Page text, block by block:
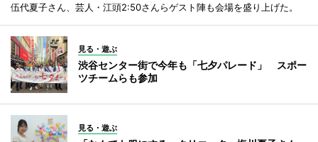
伍代夏子さん、芸人・江頭2:50さんらゲスト陣も会場を盛り上げた。
見る・遊ぶ
渋谷センター街で今年も「七夕パレード」 スポー
ツチームらも参加
見る・遊ぶ